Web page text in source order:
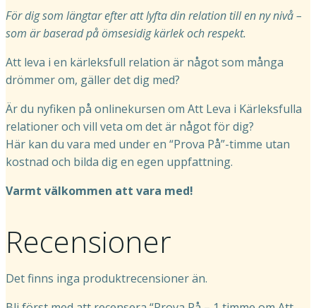
För dig som längtar efter att lyfta din relation till en ny nivå –
som är baserad på ömsesidig kärlek och respekt.
Att leva i en kärleksfull relation är något som många
drömmer om, gäller det dig med?
Är du nyfiken på onlinekursen om Att Leva i Kärleksfulla
relationer och vill veta om det är något för dig?
Här kan du vara med under en “Prova På”-timme utan
kostnad och bilda dig en egen uppfattning.
Varmt välkommen att vara med!
Recensioner
Det finns inga produktrecensioner än.